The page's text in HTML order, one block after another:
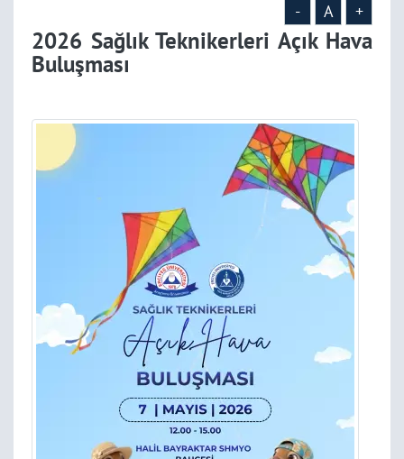
- A +
2026 Sağlık Teknikerleri Açık Hava
Buluşması